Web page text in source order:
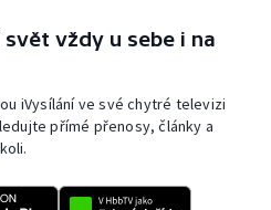
vždy u sebe i na
iVysílání ve své chytré televizi
přímé přenosy, články a